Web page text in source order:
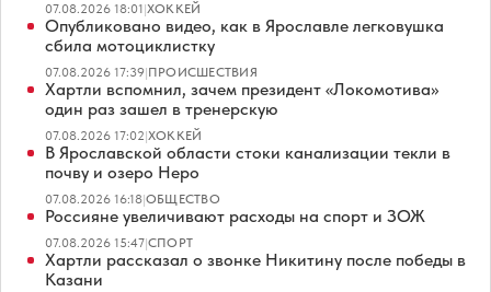
07.08.2026 18:01|ХОККЕЙ
Опубликовано видео, как в Ярославле легковушка
сбила мотоциклистку
07.08.2026 17:39|ПРОИСШЕСТВИЯ
Хартли вспомнил, зачем президент «Локомотива»
один раз зашел в тренерскую
07.08.2026 17:02|ХОККЕЙ
В Ярославской области стоки канализации текли в
почву и озеро Неро
07.08.2026 16:18|ОБЩЕСТВО
Россияне увеличивают расходы на спорт и ЗОЖ
07.08.2026 15:47|СПОРТ
Хартли рассказал о звонке Никитину после победы в
Казани